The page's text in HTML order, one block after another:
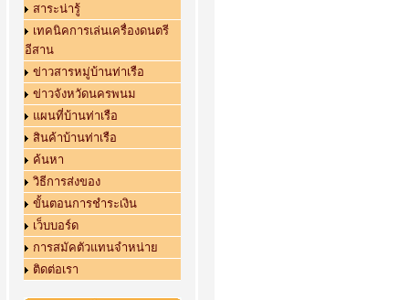
สาระน่ารู้
เทคนิคการเล่นเครื่องดนตรี
อีสาน
ข่าวสารหมู่บ้านท่าเรือ
ข่าวจังหวัดนครพนม
แผนที่บ้านท่าเรือ
สินค้าบ้านท่าเรือ
ค้นหา
วิธีการส่งของ
ขั้นตอนการชำระเงิน
เว็บบอร์ด
การสมัคตัวแทนจำหน่าย
ติดต่อเรา